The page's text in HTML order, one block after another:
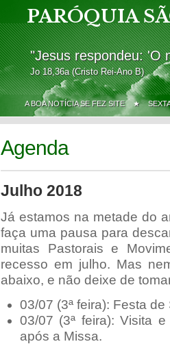
PARÓQUIA
"Jesus respondeu: 'O
Jo 18,36a (Cristo Rei-Ano B)
A BOA NOTÍCIA SE FEZ SITE ★
Agenda
Julho 2018
Já estamos na metade do
faça uma pausa para
muitas Pastorais e
recesso em julho. Mas
abaixo, e não deixe de
03/07 (3ª feira): Festa
03/07 (3ª feira): Visita
após a Missa.